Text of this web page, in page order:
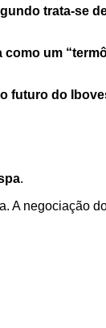
trata-se
como um
futuro do
.
A negociação